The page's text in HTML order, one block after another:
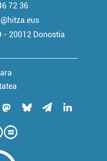
72 36
- 20012 Donostia